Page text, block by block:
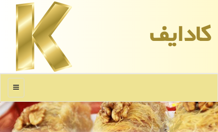
كادایف
منو